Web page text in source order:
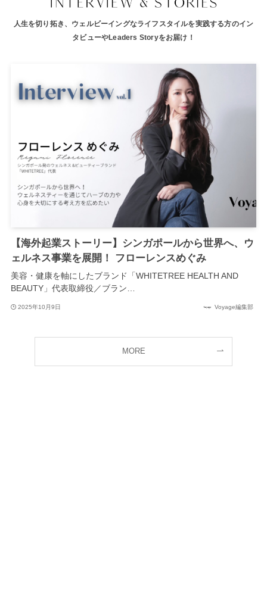
人生を切り拓き、ウェルビーイングなライフスタイルを実践する方のイン
タビューやLeaders Storyをお届け！
【海外起業ストーリー】シンガポールから世界へ、ウ
ェルネス事業を展開！ フローレンスめぐみ
美容・健康を軸にしたブランド「WHITETREE HEALTH AND
BEAUTY」代表取締役／ブラン…
2025年10月9日 Voyage編集部
MORE